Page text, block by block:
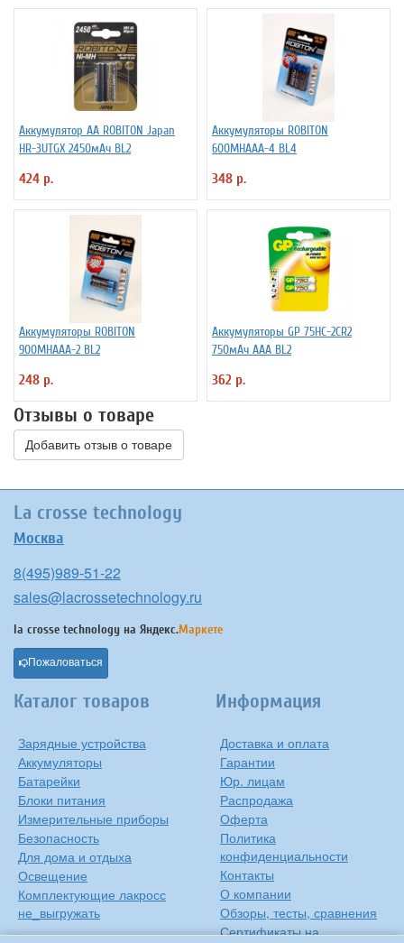
Аккумулятор АА ROBITON Japan
HR-3UTGX 2450мАч BL2
424 р.
Аккумуляторы ROBITON
600MHAAA-4 BL4
348 р.
Аккумуляторы ROBITON
900MHAAA-2 BL2
248 р.
Аккумуляторы GP 75HC-2CR2
750мАч ААА BL2
362 р.
Отзывы о товаре
Добавить отзыв о товаре
La crosse technology
Москва
8(495)989-51-22
sales@lacrossetechnology.ru
la crosse technology на Яндекс.Маркете
Пожаловаться
Каталог товаров
Зарядные устройства
Аккумуляторы
Батарейки
Блоки питания
Измерительные приборы
Безопасность
Для дома и отдыха
Освещение
Комплектующие лакросс
не_выгружать
Информация
Доставка и оплата
Гарантии
Юр. лицам
Распродажа
Оферта
Политика
конфиденциальности
Контакты
О компании
Обзоры, тесты, сравнения
Сертификаты на